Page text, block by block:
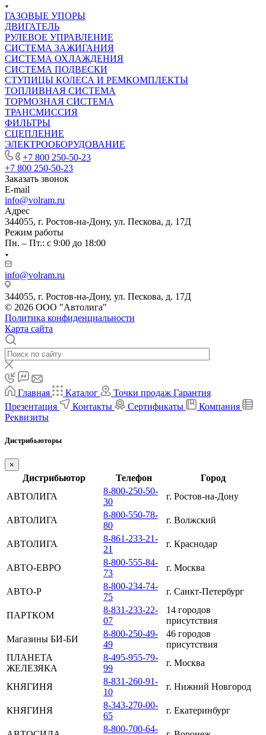
ГАЗОВЫЕ УПОРЫ
ДВИГАТЕЛЬ
РУЛЕВОЕ УПРАВЛЕНИЕ
СИСТЕМА ЗАЖИГАНИЯ
СИСТЕМА ОХЛАЖДЕНИЯ
СИСТЕМА ПОДВЕСКИ
СТУПИЦЫ КОЛЕСА И РЕМКОМПЛЕКТЫ
ТОПЛИВНАЯ СИСТЕМА
ТОРМОЗНАЯ СИСТЕМА
ТРАНСМИССИЯ
ФИЛЬТРЫ
СЦЕПЛЕНИЕ
ЭЛЕКТРООБОРУДОВАНИЕ
+7 800 250-50-23
+7 800 250-50-23
Заказать звонок
E-mail
info@volram.ru
Адрес
344055, г. Ростов-на-Дону, ул. Пескова, д. 17Д
Режим работы
Пн. – Пт.: с 9:00 до 18:00
info@volram.ru
344055, г. Ростов-на-Дону, ул. Пескова, д. 17Д
© 2026 ООО "Автолига"
Политика конфиденциальности
Карта сайта
Главная Каталог Точки продаж Гарантия
Презентация
Контакты Сертификаты
Компания
Реквизиты
Дистрибьюторы
×
Дистрибьютор Телефон
Город
АВТОЛИГА
8-800-250-50-
30
г. Ростов-на-Дону
АВТОЛИГА
8-800-550-78-
80
г. Волжский
АВТОЛИГА
8-861-233-21-
21
г. Краснодар
АВТО-ЕВРО
8-800-555-84-
73
г. Москва
АВТО-Р
8-800-234-74-
75
г. Санкт-Петербург
ПАРТКОМ
8-831-233-22-
07
14 городов
присутствия
Магазины БИ-БИ
8-800-250-49-
49
46 городов
присутствия
ПЛАНЕТА
ЖЕЛЕЗЯКА
8-495-955-79-
99
г. Москва
КНЯГИНЯ
8-831-260-91-
10
г. Нижний Новгород
КНЯГИНЯ
8-343-270-00-
65
г. Екатеринбург
8-800-700-64-